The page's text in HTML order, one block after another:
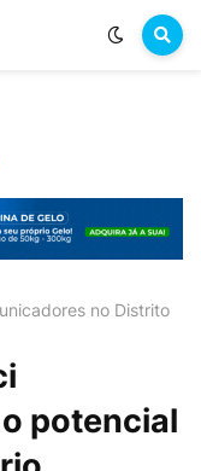
no Distrito
potencial